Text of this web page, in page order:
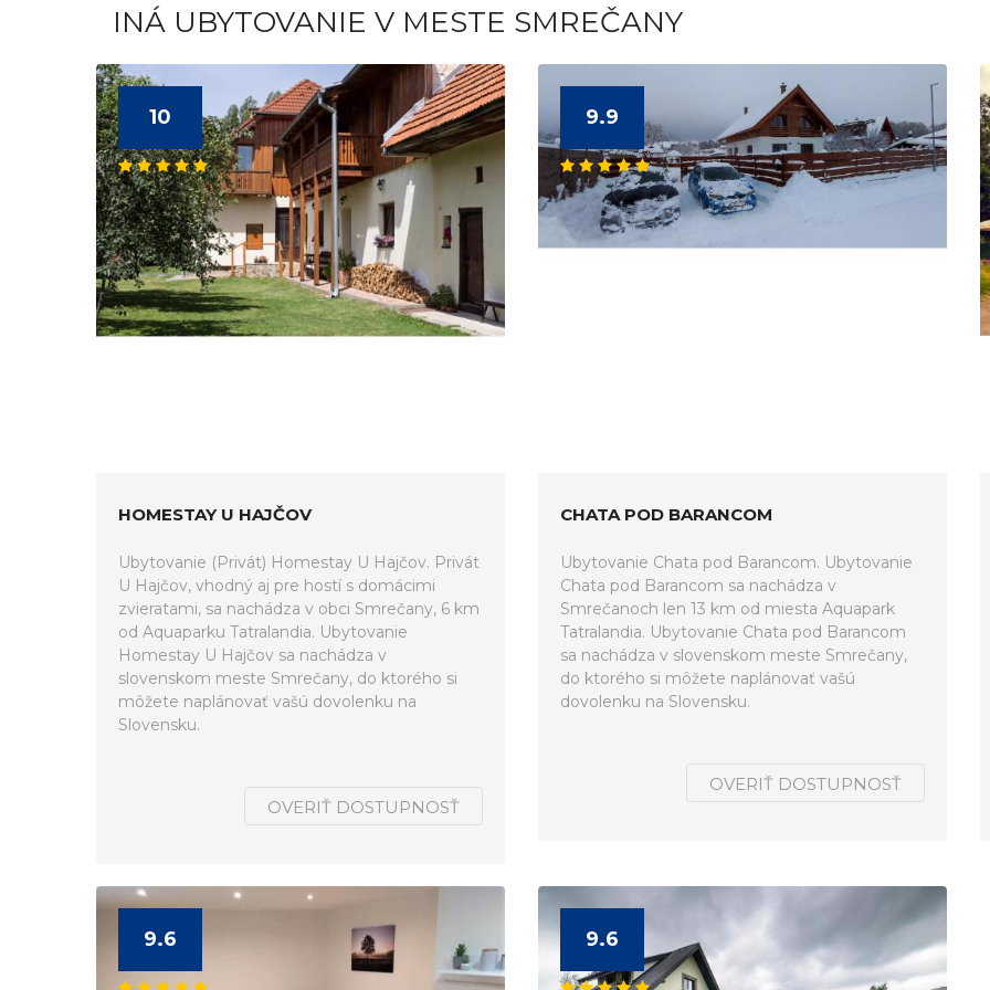
INÁ UBYTOVANIE V MESTE SMREČANY
10
HOMESTAY U HAJČOV
Ubytovanie (Privát) Homestay U Hajčov. Privát
U Hajčov, vhodný aj pre hostí s domácimi
zvieratami, sa nachádza v obci Smrečany, 6 km
od Aquaparku Tatralandia. Ubytovanie
Homestay U Hajčov sa nachádza v
slovenskom meste Smrečany, do ktorého si
môžete naplánovať vašú dovolenku na
Slovensku.
OVERIŤ DOSTUPNOSŤ
9.9
CHATA POD BARANCOM
Ubytovanie Chata pod Barancom. Ubytovanie
Chata pod Barancom sa nachádza v
Smrečanoch len 13 km od miesta Aquapark
Tatralandia. Ubytovanie Chata pod Barancom
sa nachádza v slovenskom meste Smrečany,
do ktorého si môžete naplánovať vašú
dovolenku na Slovensku.
OVERIŤ DOSTUPNOSŤ
9.6 9.6